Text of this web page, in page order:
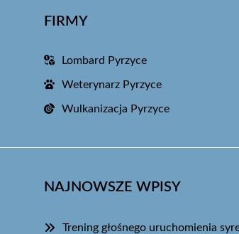
FIRMY
Lombard Pyrzyce
Weterynarz Pyrzyce
Wulkanizacja Pyrzyce
NAJNOWSZE WPISY
Trening głośnego uruchomienia